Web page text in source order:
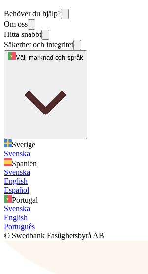
Behöver du hjälp?
Om oss
Hitta snabbt
Säkerhet och integritet
Välj marknad och språk
Sverige
Svenska
Spanien
Svenska
English
Español
Portugal
Svenska
English
Português
© Swedbank Fastighetsbyrå AB